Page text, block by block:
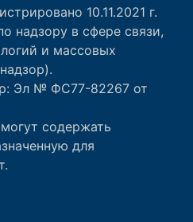
10.11.2021 г.
надзору в сфере связи,
и массовых
Эл № ФС77-82267 от
содержать
для